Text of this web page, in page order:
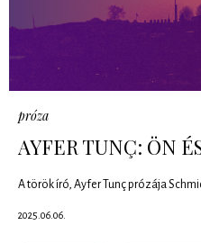
próza
AYFER TUNÇ: ÖN
A török író, Ayfer Tunç prózája
2025.06.06.